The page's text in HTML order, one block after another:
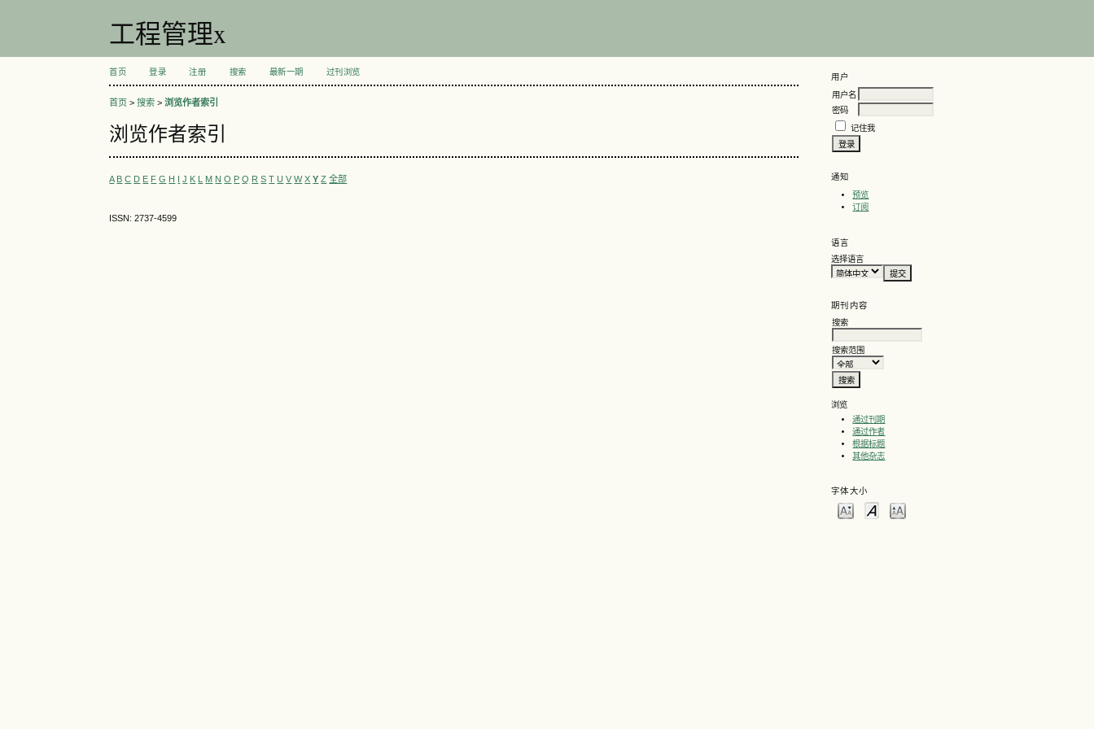
工程管理x
用户
用户名
密码
记住我
通知
预览
订阅
语言
选择语言
期刊内容
搜索
搜索范围
浏览
通过刊期
通过作者
根据标题
其他杂志
字体大小
首页 登录 注册 搜索 最新一期 过刊浏览
首页 >搜索 >浏览作者索引
浏览作者索引
A B C D E F G H I J K L M N O P Q R S T U V W X Y Z 全部
ISSN: 2737-4599